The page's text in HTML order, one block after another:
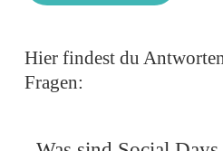
Hier findest du
Fragen: